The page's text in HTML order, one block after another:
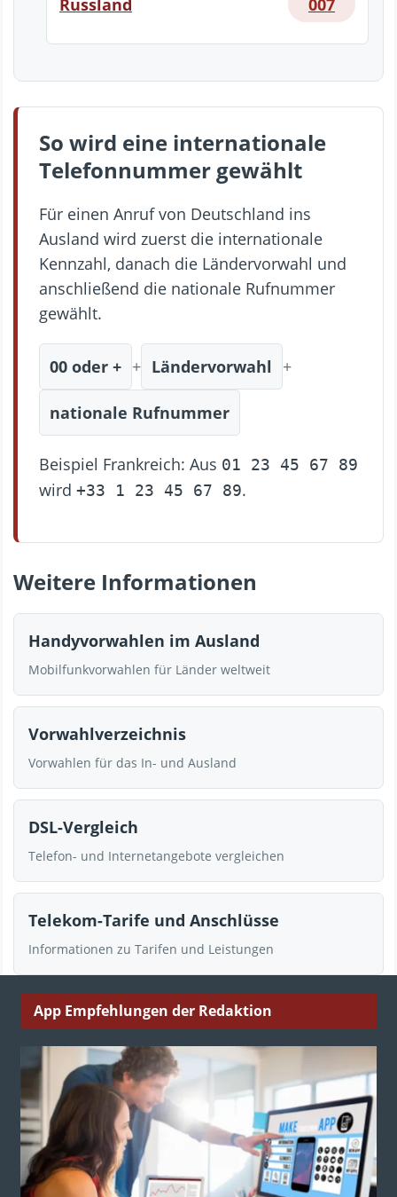
007
So wird eine internationale
Telefonnummer gewählt
Für einen Anruf von Deutschland ins
Ausland wird zuerst die internationale
Kennzahl, danach die Ländervorwahl und
anschließend die nationale Rufnummer
gewählt.
00 oder + + Ländervorwahl +
nationale Rufnummer
Beispiel Frankreich: Aus 01 23 45 67 89
wird +33 1 23 45 67 89.
Weitere Informationen
Handyvorwahlen im Ausland
Mobilfunkvorwahlen für Länder weltweit
Vorwahlverzeichnis
Vorwahlen für das In- und Ausland
DSL-Vergleich
Telefon- und Internetangebote vergleichen
Telekom-Tarife und Anschlüsse
Informationen zu Tarifen und Leistungen
App Empfehlungen der Redaktion